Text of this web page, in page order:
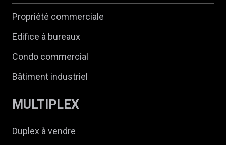
Propriété commerciale
Edifice à bureaux
Condo commercial
Bâtiment industriel
MULTIPLEX
Duplex à vendre